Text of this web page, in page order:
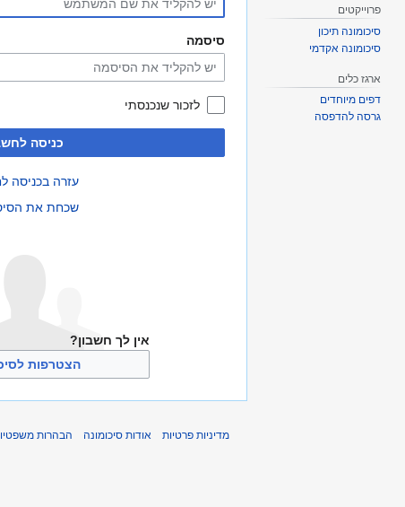
סיסמה
לזכור שנכנסתי
כניסה
עזרה בכניסה
שכחת את
אין לך חשבון?
הצטרפות
פרוייקטים
סיכומונה תיכון
סיכומונה אקדמי
ארגז כלים
דפים מיוחדים
גרסה להדפסה
מדיניות פרטיות אודות סיכומונה הבהרות